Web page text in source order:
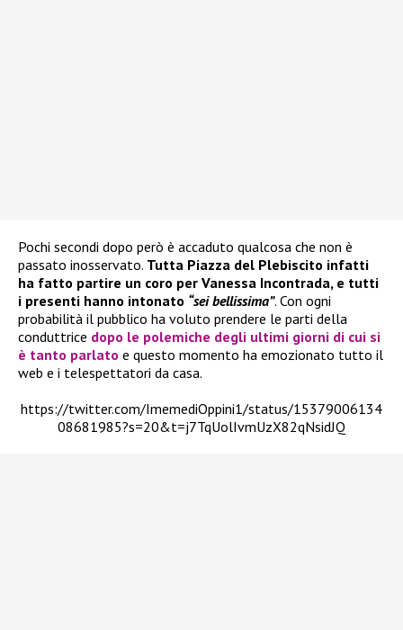
Pochi secondi dopo però è accaduto qualcosa che non è
passato inosservato. Tutta Piazza del Plebiscito infatti
ha fatto partire un coro per Vanessa Incontrada, e tutti
i presenti hanno intonato “sei bellissima”. Con ogni
probabilità il pubblico ha voluto prendere le parti della
conduttrice dopo le polemiche degli ultimi giorni di cui si
è tanto parlato e questo momento ha emozionato tutto il
web e i telespettatori da casa.
https://twitter.com/ImemediOppini1/status/15379006134
08681985?s=20&t=j7TqUolIvmUzX82qNsidJQ